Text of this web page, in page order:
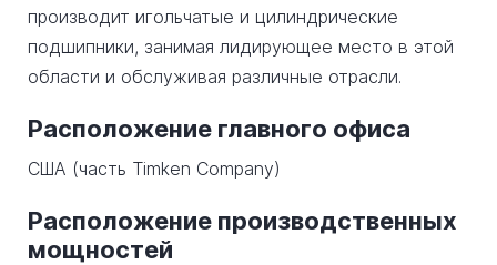
производит игольчатые и цилиндрические
подшипники, занимая лидирующее место в этой
области и обслуживая различные отрасли.
Расположение главного офиса
США (часть Timken Company)
Расположение производственных
мощностей